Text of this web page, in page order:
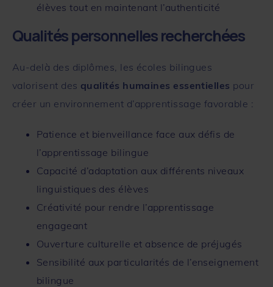
élèves tout en maintenant l’authenticité
Qualités personnelles recherchées
Au-delà des diplômes, les écoles bilingues
valorisent des qualités humaines essentielles pour
créer un environnement d’apprentissage favorable :
Patience et bienveillance face aux défis de
l’apprentissage bilingue
Capacité d’adaptation aux différents niveaux
linguistiques des élèves
Créativité pour rendre l’apprentissage
engageant
Ouverture culturelle et absence de préjugés
Sensibilité aux particularités de l’enseignement
bilingue